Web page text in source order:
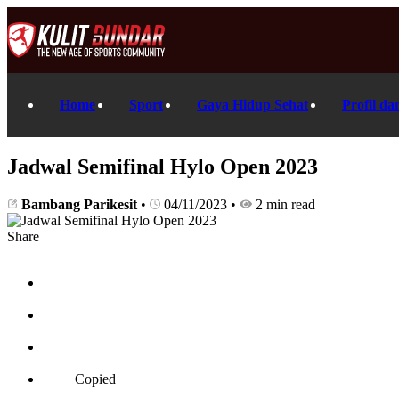
Home Sport Gaya Hidup Sehat Profil
Jadwal Semifinal Hylo Open 2023
Bambang Parikesit • 04/11/2023 • 2 min read
Share
Copied